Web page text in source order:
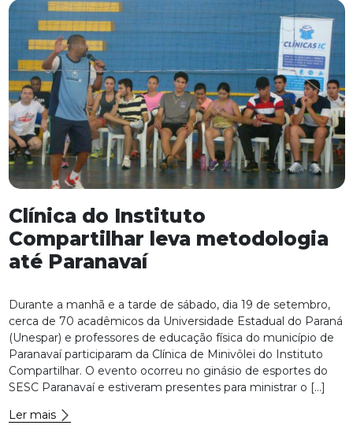
Clínica do Instituto
Compartilhar leva metodologia
até Paranavaí
Durante a manhã e a tarde de sábado, dia 19 de setembro,
cerca de 70 acadêmicos da Universidade Estadual do Paraná
(Unespar) e professores de educação física do município de
Paranavaí participaram da Clínica de Minivôlei do Instituto
Compartilhar. O evento ocorreu no ginásio de esportes do
SESC Paranavaí e estiveram presentes para ministrar o […]
Ler mais